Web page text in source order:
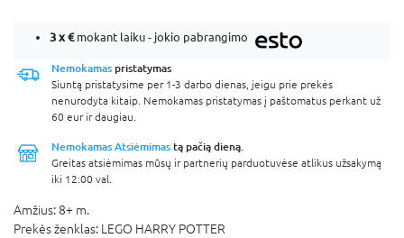
3 x€mokant laiku - jokio pabrangimo
Nemokamas pristatymas
Siuntą pristatysime per 1-3 darbo dienas, jeigu prie prekės
nenurodyta kitaip. Nemokamas pristatymas į paštomatus perkant už
60 eur ir daugiau.
Nemokamas Atsiėmimas tą pačią dieną.
Greitas atsiėmimas mūsų ir partnerių parduotuvėse atlikus užsakymą
iki 12:00 val.
Amžius: 8+ m.
Prekės ženklas: LEGO HARRY POTTER